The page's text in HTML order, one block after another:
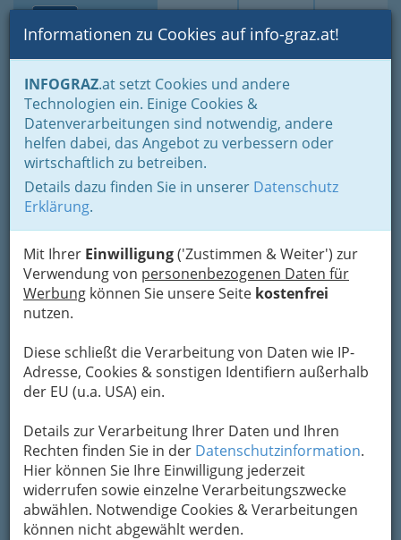
Suche Login Toggle
Informationen zu Cookies auf info-graz.at!
INFOGRAZ.at setzt Cookies und andere
Technologien ein. Einige Cookies &
Datenverarbeitungen sind notwendig, andere
helfen dabei, das Angebot zu verbessern oder
wirtschaftlich zu betreiben.
Details dazu finden Sie in unserer Datenschutz
Erklärung.
Mit Ihrer Einwilligung('Zustimmen & Weiter') zur
Verwendung von personenbezogenen Daten für
Werbung können Sie unsere Seite kostenfrei
nutzen.
Diese schließt die Verarbeitung von Daten wie IP-
Adresse, Cookies & sonstigen Identifiern außerhalb
der EU (u.a. USA) ein.
Details zur Verarbeitung Ihrer Daten und Ihren
Rechten finden Sie in der Datenschutzinformation.
Hier können Sie Ihre Einwilligung jederzeit
widerrufen sowie einzelne Verarbeitungszwecke
abwählen. Notwendige Cookies & Verarbeitungen
können nicht abgewählt werden.
Home Branchen
Tourismus & Freizeitwirtschaft
Gastronomie
Kaffeehaus - Cafe - Cafés in Graz und Umgebung
Hubert Auer
Betriebsgesellschaft m.b.H.
& Co KG
Liebenauer Hauptstraße 119, 8041 Graz
+43 05 96 69-221
Karte anzeigen